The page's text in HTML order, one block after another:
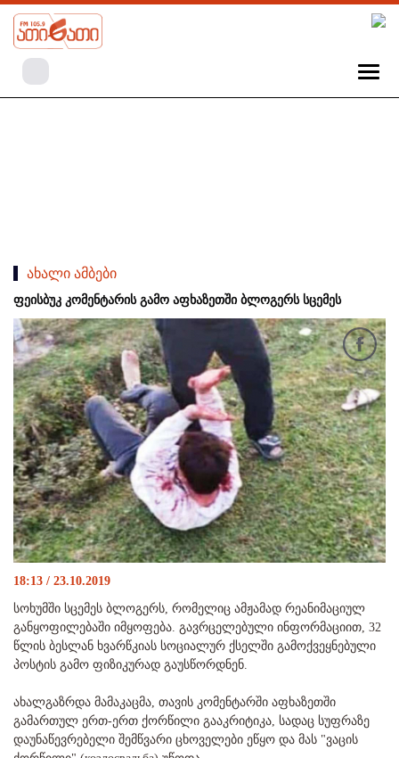
ახალი ამბები
ფეისბუკ კომენტარის გამო აფხაზეთში ბლოგერს სცემეს
18:13 / 23.10.2019
სოხუმში სცემეს ბლოგერს, რომელიც ამჟამად რეანიმაციულ
განყოფილებაში იმყოფება. გავრცელებული ინფორმაციით, 32
წლის ბესლან ხვარწკიას სოციალურ ქსელში გამოქვეყნებული
პოსტის გამო ფიზიკურად გაუსწორდნენ.
ახალგაზრდა მამაკაცმა, თავის კომენტარში აფხაზეთში
გამართულ ერთ-ერთ ქორწილი გააკრიტიკა, სადაც სუფრაზე
დაუნაწევრებელი შემწვარი ცხოველები ეწყო და მას "ვაცის